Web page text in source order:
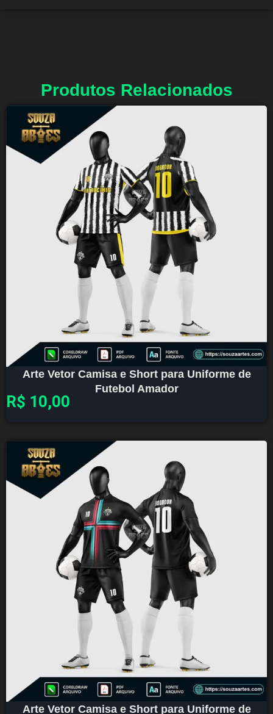
Produtos Relacionados
Arte Vetor Camisa e Short para Uniforme de
Futebol Amador
R$ 10,00
Arte Vetor Camisa e Short para Uniforme de